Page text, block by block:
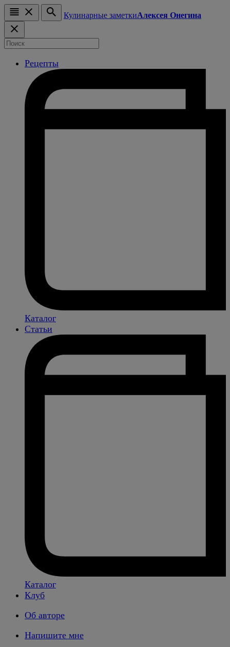
Кулинарные заметкиАлексея Онегина
Рецепты
Каталог
Статьи
Каталог
Клуб
Об авторе
Напишите мне